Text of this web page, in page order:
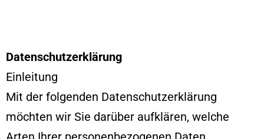
Datenschutzerklärung
Einleitung
Mit der folgenden Datenschutzerklärung
möchten wir Sie darüber aufklären, welche